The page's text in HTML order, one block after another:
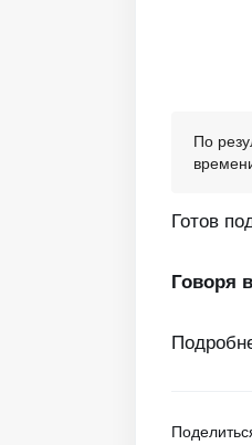
По
Готов
Говоря